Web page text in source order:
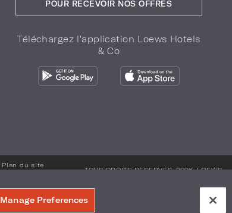
POUR RECEVOIR NOS OFFRES
Téléchargez l'application Loews Hotels
& Co
Plan du site
TOUS DROITS RÉSERVÉS. 2026.LOEWS
Manage Preferences